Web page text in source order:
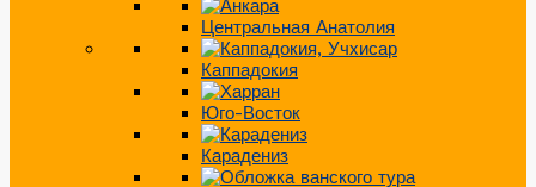
Центральная Анатолия
Каппадокия
Юго-Восток
Карадениз